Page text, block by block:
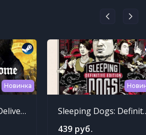
Новинка
Kingdom Come: Deliverance
Sleeping
439 руб.